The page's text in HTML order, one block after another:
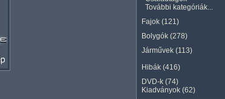
További kategóriák...
Fajok (121)
Bolygók (278)
Járművek (113)
Hibák (416)
DVD-k (74)
Kiadványok (62)